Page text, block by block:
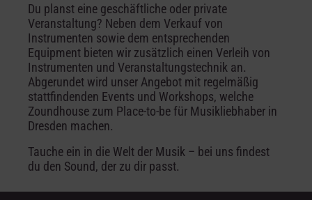
Du planst eine geschäftliche oder private
Veranstaltung? Neben dem Verkauf von
Instrumenten sowie dem entsprechenden
Equipment bieten wir zusätzlich einen Verleih von
Instrumenten und Veranstaltungstechnik an.
Abgerundet wird unser Angebot mit regelmäßig
stattfindenden Events und Workshops, welche
Zoundhouse zum Place-to-be für Musikliebhaber in
Dresden machen.
Tauche ein in die Welt der Musik – bei uns findest
du den Sound, der zu dir passt.